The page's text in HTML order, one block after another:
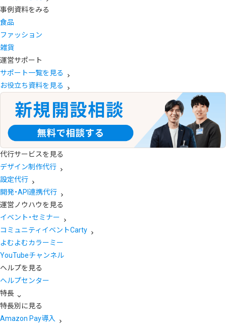
事例資料をみる
食品
ファッション
雑貨
運営サポート
サポート一覧を見る
お役立ち資料を見る
代行サービスを見る
デザイン制作代行
設定代行
開発・API連携代行
運営ノウハウを見る
イベント・セミナー
コミュニティイベントCarty
よむよむカラーミー
YouTubeチャンネル
ヘルプを見る
ヘルプセンター
特長
特長別に見る
Amazon Pay導入